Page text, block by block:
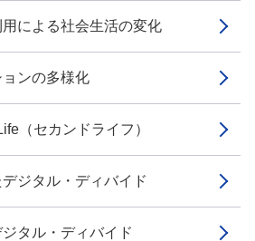
による社会生活の変化
ンの多様化
（セカンドライフ）
ジタル・ディバイド
タル・ディバイド